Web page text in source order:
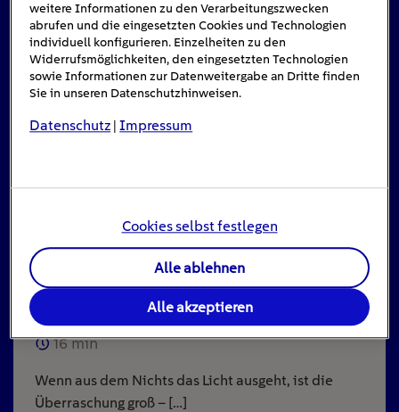
Stromausfall: Das ist zu tun, wenn das Licht
ausgeht
16min
Wenn aus dem Nichts das Licht ausgeht, ist die
Überraschung groß – […]
weitere Informationen zu den Verarbeitungszwecken
abrufen und die eingesetzten Cookies und Technologien
individuell konfigurieren. Einzelheiten zu den
Widerrufsmöglichkeiten, den eingesetzten Technologien
sowie Informationen zur Datenweitergabe an Dritte finden
Sie in unseren Datenschutzhinweisen.
Datenschutz |Impressum
Cookies selbst festlegen
Alle ablehnen
Alle akzeptieren